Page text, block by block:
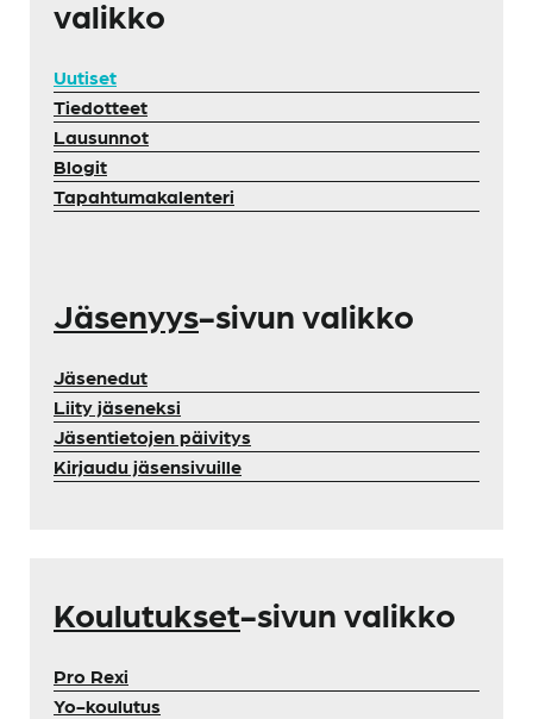
valikko
Uutiset
Tiedotteet
Lausunnot
Blogit
Tapahtumakalenteri
Jäsenyys-sivun valikko
Jäsenedut
Liity jäseneksi
Jäsentietojen päivitys
Kirjaudu jäsensivuille
Koulutukset-sivun valikko
Pro Rexi
Yo-koulutus